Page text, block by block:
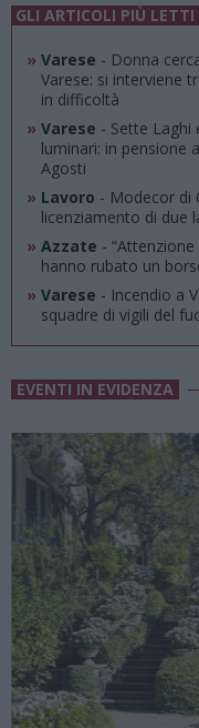
GLI ARTICOLI PIÙ LETTI
» Varese - Donna
Varese: si interviene
in difficoltà
» Varese - Sette Laghi
luminari: in pensione
Agosti
» Lavoro - Modecor di
licenziamento di due
» Azzate -
hanno rubato un
» Varese - Incendio a
squadre di vigili del
EVENTI IN EVIDENZA